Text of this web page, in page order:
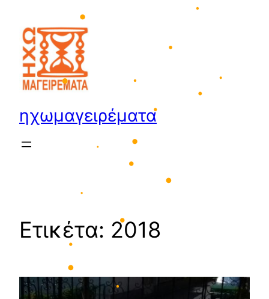
•
•
•
•
•
περιεχόμενο
ηχωμαγειρέματα
Ετικέτα: 2018